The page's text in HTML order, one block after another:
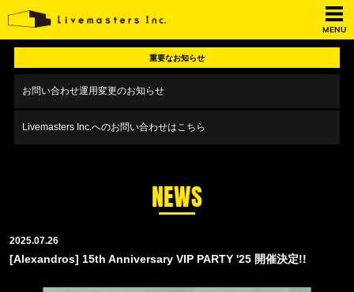
MENU
重要なお知らせ
お問い合わせ運用変更のお知らせ
Livemasters Inc.へのお問い合わせはこちら
NEWS
2025.07.26
[Alexandros] 15th Anniversary VIP PARTY '25 開催決定!!